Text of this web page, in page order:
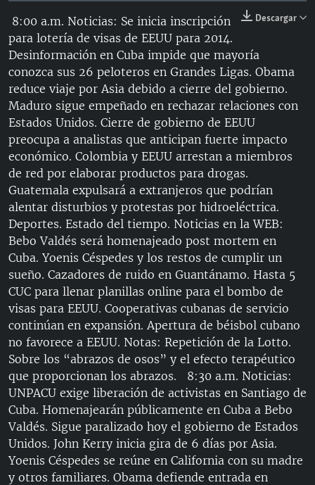
AUDIOVISUALES MARTÍ
RADIO MARTÍ
ESPECIALES
ESPECIALES
LA REALIDAD DE LA VIVIENDA EN CUBA
SER VIEJO EN CUBA
KENTU-CUBANO
LOS SANTOS DE HIALEAH
DESINFORMACIÓN RUSA EN AMÉRICA LATINA
LA INVASIÓN DE RUSIA A UCRANIA
MULTIMEDIA
EDITORIALES
SÍGUENOS
Descargar
8:00 a.m. Noticias: Se inicia inscripción
para lotería de visas de EEUU para 2014.
Desinformación en Cuba impide que mayoría
conozca sus 26 peloteros en Grandes Ligas. Obama
reduce viaje por Asia debido a cierre del gobierno.
Maduro sigue empeñado en rechazar relaciones con
Estados Unidos. Cierre de gobierno de EEUU
preocupa a analistas que anticipan fuerte impacto
económico. Colombia y EEUU arrestan a miembros
de red por elaborar productos para drogas.
Guatemala expulsará a extranjeros que podrían
alentar disturbios y protestas por hidroeléctrica.
Deportes. Estado del tiempo. Noticias en la WEB:
Bebo Valdés será homenajeado post mortem en
Cuba. Yoenis Céspedes y los restos de cumplir un
sueño. Cazadores de ruido en Guantánamo. Hasta 5
CUC para llenar planillas online para el bombo de
visas para EEUU. Cooperativas cubanas de servicio
continúan en expansión. Apertura de béisbol cubano
no favorece a EEUU. Notas: Repetición de la Lotto.
Sobre los “abrazos de osos” y el efecto terapéutico
que proporcionan los abrazos. 8:30 a.m. Noticias:
UNPACU exige liberación de activistas en Santiago de
Cuba. Homenajearán públicamente en Cuba a Bebo
Valdés. Sigue paralizado hoy el gobierno de Estados
Unidos. John Kerry inicia gira de 6 días por Asia.
Yoenis Céspedes se reúne en California con su madre
y otros familiares. Obama defiende entrada en